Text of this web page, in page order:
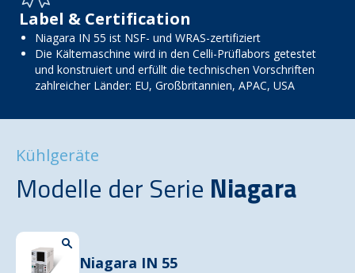
Label & Certification
Niagara IN 55 ist NSF- und WRAS-zertifiziert
Die Kältemaschine wird in den Celli-Prüflabors getestet
und konstruiert und erfüllt die technischen Vorschriften
zahlreicher Länder: EU, Großbritannien, APAC, USA
Kühlgeräte
Modelle der Serie Niagara
Niagara IN 55